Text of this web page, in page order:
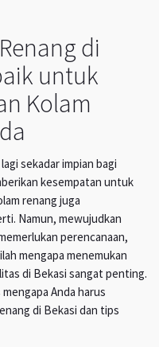
di
untuk
Kolam
sekadar impian bagi
kesempatan untuk
renang juga
Namun, mewujudkan
perencanaan,
mengapa menemukan
di Bekasi sangat penting.
Anda harus
di Bekasi dan tips